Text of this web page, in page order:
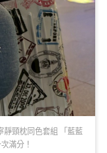
靜頸枕同色套組 「藍藍
滿分！